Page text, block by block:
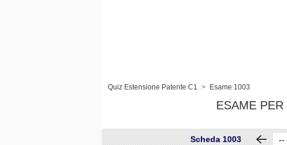
Quiz Estensione Patente C1 > Esame 1003
ESAME PER
Scheda 1003